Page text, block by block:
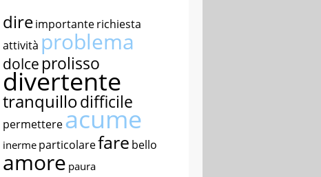
direimportanterichiesta
attività problema
dolce prolisso
divertente
tranquillodifficile
permettereacume
inerme particolarefare bello
amore paura